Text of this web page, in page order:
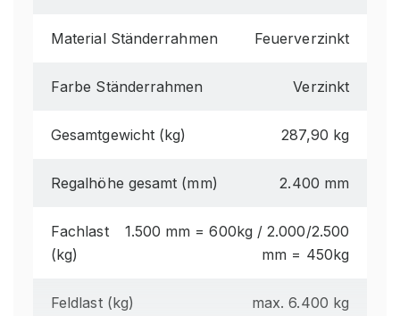
Material Ständerrahmen Feuerverzinkt
Farbe Ständerrahmen Verzinkt
Gesamtgewicht (kg) 287,90 kg
Regalhöhe gesamt (mm) 2.400 mm
Fachlast
(kg)
1.500 mm = 600kg / 2.000/2.500
mm = 450kg
Feldlast (kg) max. 6.400 kg